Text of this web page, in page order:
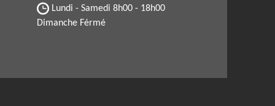
Lundi - Samedi 8h00 - 18h00
Dimanche Férmé